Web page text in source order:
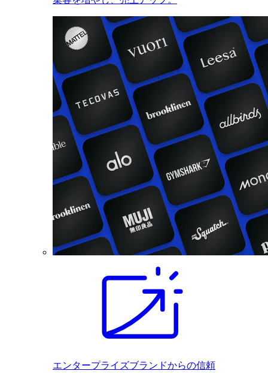
エンタープライズブランドからの信頼